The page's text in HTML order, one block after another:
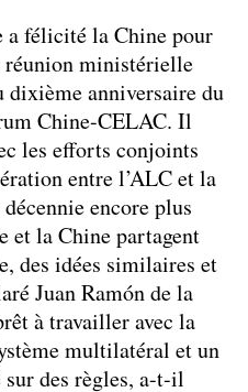
a félicité la Chine pour
réunion ministérielle
dixième anniversaire du
Chine-CELAC. Il
les efforts conjoints
entre l’ALC et la
encore plus
et la Chine partagent
des idées similaires et
Juan Ramón de la
à travailler avec la
multilatéral et un
des règles, a-t-il